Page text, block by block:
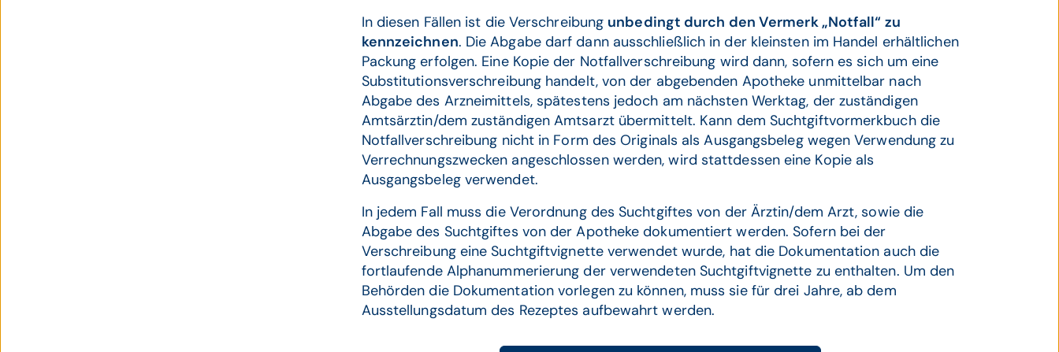
In diesen Fällen ist die Verschreibung unbedingt durch den Vermerk „Notfall“ zu
kennzeichnen. Die Abgabe darf dann ausschließlich in der kleinsten im Handel erhältlichen
Packung erfolgen. Eine Kopie der Notfallverschreibung wird dann, sofern es sich um eine
Substitutionsverschreibung handelt, von der abgebenden Apotheke unmittelbar nach
Abgabe des Arzneimittels, spätestens jedoch am nächsten Werktag, der zuständigen
Amtsärztin/dem zuständigen Amtsarzt übermittelt. Kann dem Suchtgiftvormerkbuch die
Notfallverschreibung nicht in Form des Originals als Ausgangsbeleg wegen Verwendung zu
Verrechnungszwecken angeschlossen werden, wird stattdessen eine Kopie als
Ausgangsbeleg verwendet.
In jedem Fall muss die Verordnung des Suchtgiftes von der Ärztin/dem Arzt, sowie die
Abgabe des Suchtgiftes von der Apotheke dokumentiert werden. Sofern bei der
Verschreibung eine Suchtgiftvignette verwendet wurde, hat die Dokumentation auch die
fortlaufende Alphanummerierung der verwendeten Suchtgiftvignette zu enthalten. Um den
Behörden die Dokumentation vorlegen zu können, muss sie für drei Jahre, ab dem
Ausstellungsdatum des Rezeptes aufbewahrt werden.